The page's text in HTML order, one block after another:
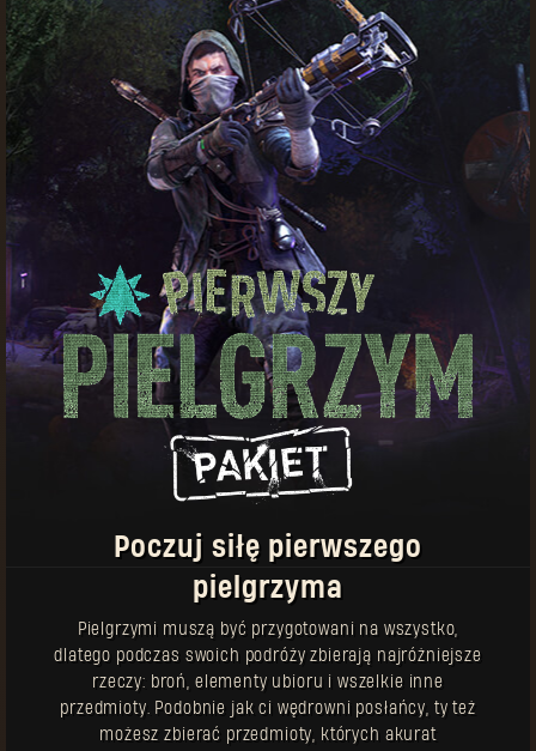
Podnoś swoją
rangę reputacji
Zbieraj żetony
Wydawaj żetony
pielgrzyma
Kupuj wyjątkowy
sprzęt
w Dying Light
Ciesz się tym, co
O czym warto pamiętać:
Żetony pielgrzyma można wydawać na sprzęt
zarówno w Dying Light, jak i Dying Light 2: Stay
Human
Nowe przedmioty będą się pojawiać regularnie
Przedmioty z tą ikoną można kupować wiele
razy
Do każdej broni dołączony jest unikatowy
schemat – odbierz go osobno w schowku w grze.
Poczuj siłę pierwszego
pielgrzyma
Pielgrzymi muszą być przygotowani na wszystko,
dlatego podczas swoich podróży zbierają najróżniejsze
rzeczy: broń, elementy ubioru i wszelkie inne
przedmioty. Podobnie jak ci wędrowni posłańcy, ty też
możesz zbierać przedmioty, których akurat